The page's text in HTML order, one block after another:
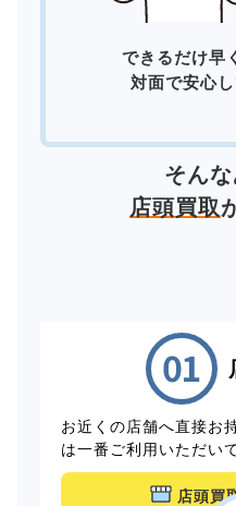
できるだけ早
対面で安心し
そん
店頭買取
お近くの店舗へ直接お
は一番ご利用いただい
店頭買